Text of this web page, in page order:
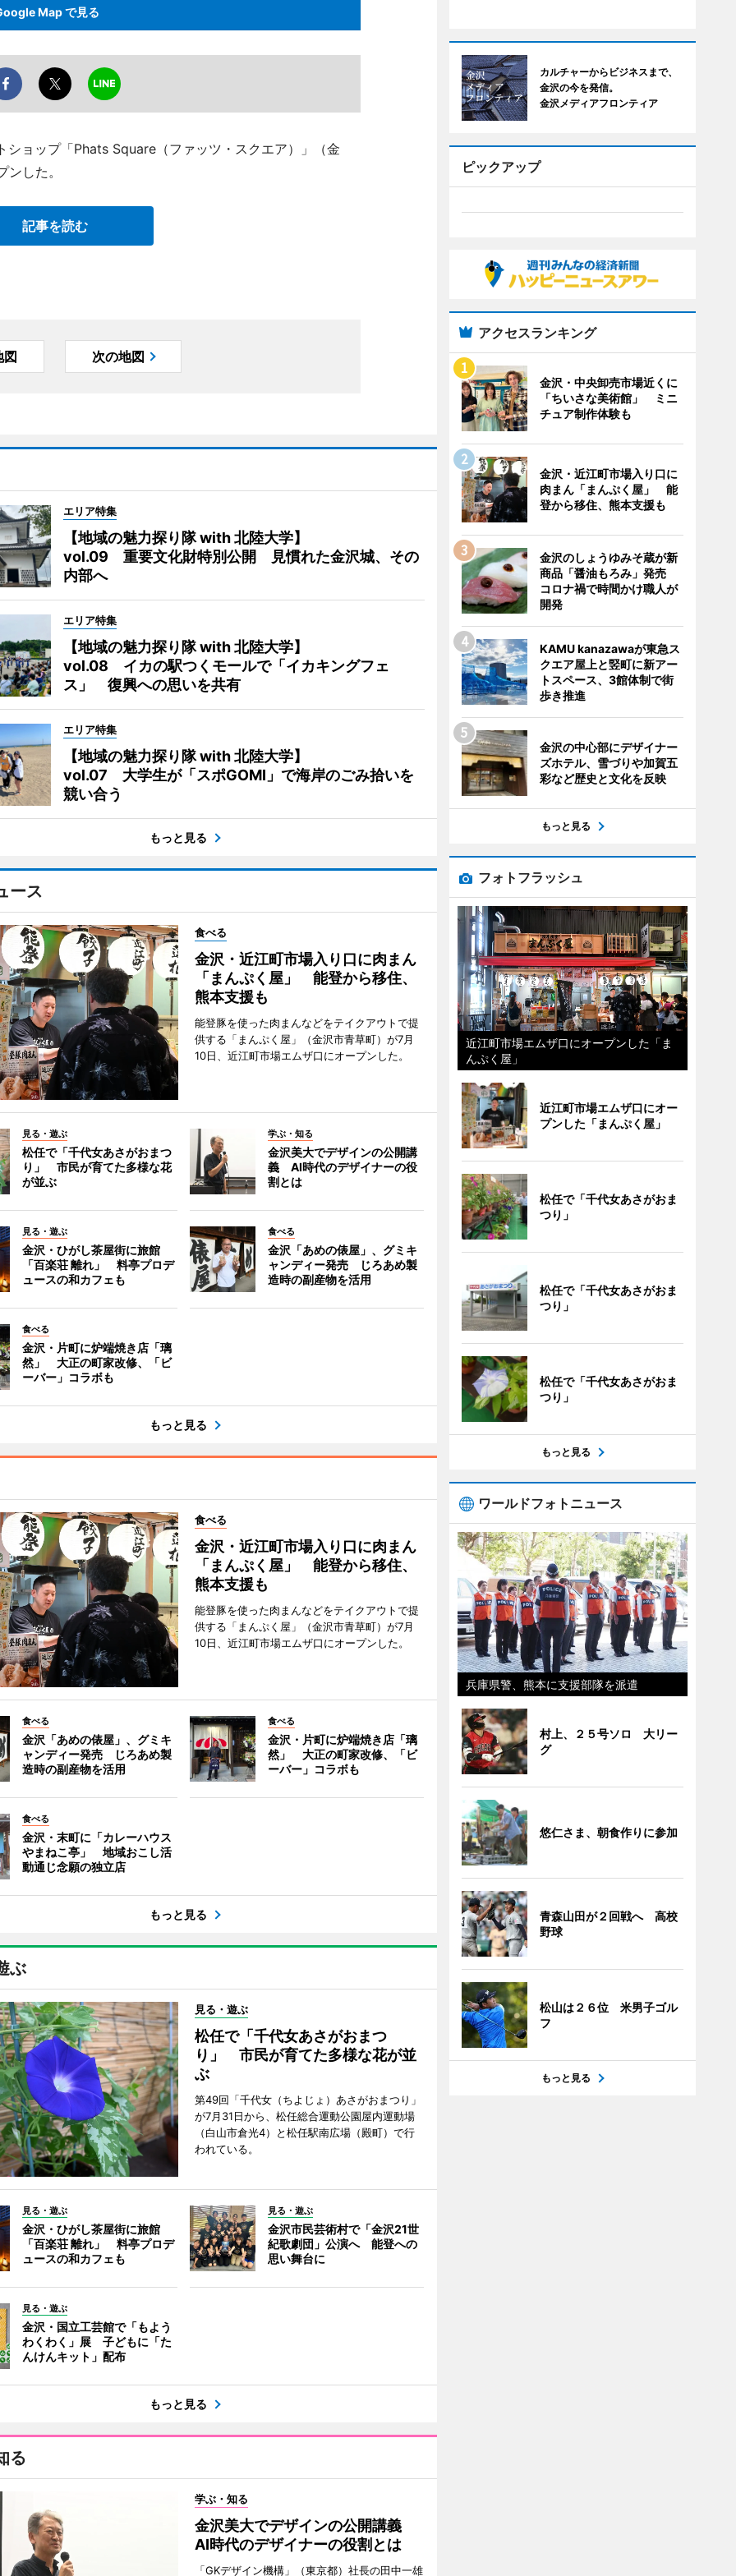
Map で見る
ョップ「Phats Square（ファッツ・スクエア）」（金
した。
記事を読む
図 次の地図
エリア特集
【地域の魅力探り隊 with 北陸大学】
vol.09 重要文化財特別公開 見慣れた金沢城、その
内部へ
エリア特集
【地域の魅力探り隊 with 北陸大学】
vol.08 イカの駅つくモールで「イカキングフェ
ス」 復興への思いを共有
エリア特集
【地域の魅力探り隊 with 北陸大学】
vol.07 大学生が「スポGOMI」で海岸のごみ拾いを
競い合う
もっと見る
ース
食べる
金沢・近江町市場入り口に肉まん
「まんぷく屋」 能登から移住、
熊本支援も
能登豚を使った肉まんなどをテイクアウトで提
供する「まんぷく屋」（金沢市青草町）が7月
10日、近江町市場エムザ口にオープンした。
見る・遊ぶ
松任で「千代女あさがおまつ
り」 市民が育てた多様な花
が並ぶ
学ぶ・知る
金沢美大でデザインの公開講
義 AI時代のデザイナーの役
割とは
見る・遊ぶ
金沢・ひがし茶屋街に旅館
「百楽荘 離れ」 料亭プロデ
ュースの和カフェも
食べる
金沢「あめの俵屋」、グミキ
ャンディー発売 じろあめ製
造時の副産物を活用
食べる
金沢・片町に炉端焼き店「璃
然」 大正の町家改修、「ビ
ーバー」コラボも
もっと見る
食べる
金沢・近江町市場入り口に肉まん
「まんぷく屋」 能登から移住、
熊本支援も
能登豚を使った肉まんなどをテイクアウトで提
供する「まんぷく屋」（金沢市青草町）が7月
10日、近江町市場エムザ口にオープンした。
食べる
金沢「あめの俵屋」、グミキ
ャンディー発売 じろあめ製
造時の副産物を活用
食べる
金沢・片町に炉端焼き店「璃
然」 大正の町家改修、「ビ
ーバー」コラボも
食べる
金沢・末町に「カレーハウス
やまねこ亭」 地域おこし活
動通じ念願の独立店
もっと見る
ぶ
見る・遊ぶ
松任で「千代女あさがおまつ
り」 市民が育てた多様な花が並
ぶ
第49回「千代女（ちよじょ）あさがおまつり」
が7月31日から、松任総合運動公園屋内運動場
（白山市倉光4）と松任駅南広場（殿町）で行
われている。
見る・遊ぶ
金沢・ひがし茶屋街に旅館
「百楽荘 離れ」 料亭プロデ
ュースの和カフェも
見る・遊ぶ
金沢市民芸術村で「金沢21世
紀歌劇団」公演へ 能登への
思い舞台に
見る・遊ぶ
金沢・国立工芸館で「もよう
わくわく」展 子どもに「た
んけんキット」配布
もっと見る
る
学ぶ・知る
金沢美大でデザインの公開講義
AI時代のデザイナーの役割とは
「GKデザイン機構」（東京都）社長の田中一雄
カルチャーからビジネスまで、
金沢の今を発信。
金沢メディアフロンティア
ピックアップ
アクセスランキング
金沢・中央卸売市場近くに
「ちいさな美術館」 ミニ
チュア制作体験も
金沢・近江町市場入り口に
肉まん「まんぷく屋」 能
登から移住、熊本支援も
金沢のしょうゆみそ蔵が新
商品「醤油もろみ」発売
コロナ禍で時間かけ職人が
開発
KAMU kanazawaが東急ス
クエア屋上と竪町に新アー
トスペース、3館体制で街
歩き推進
金沢の中心部にデザイナー
ズホテル、雪づりや加賀五
彩など歴史と文化を反映
もっと見る
フォトフラッシュ
近江町市場エムザ口にオープンした「ま
んぷく屋」
近江町市場エムザ口にオー
プンした「まんぷく屋」
松任で「千代女あさがおま
つり」
松任で「千代女あさがおま
つり」
松任で「千代女あさがおま
つり」
もっと見る
ワールドフォトニュース
兵庫県警、熊本に支援部隊を派遣
村上、２５号ソロ 大リー
グ
悠仁さま、朝食作りに参加
青森山田が２回戦へ 高校
野球
松山は２６位 米男子ゴル
フ
もっと見る